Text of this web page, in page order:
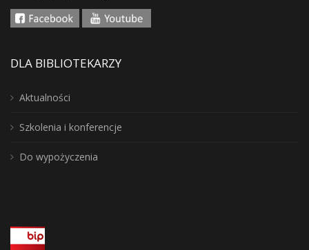
DLA BIBLIOTEKARZY
Aktualności
Szkolenia i konferencje
Do wypożyczenia